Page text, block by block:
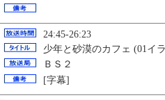
24:45-26:23
少年と砂漠のカフェ (01イ
ＢＳ２
[字幕]